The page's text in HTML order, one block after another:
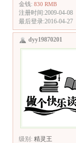
金钱: 830 RMB
注册时间:2009-04-08
最后登录:2016-04-27
dyy19870201
级别: 精灵王